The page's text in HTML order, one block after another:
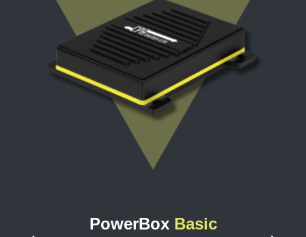
PowerBox Basic